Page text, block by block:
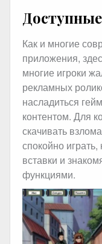
Как и многие
приложения,
многие игроки
рекламных
насладиться
контентом. Для
скачивать
спокойно
вставки и
функциями.